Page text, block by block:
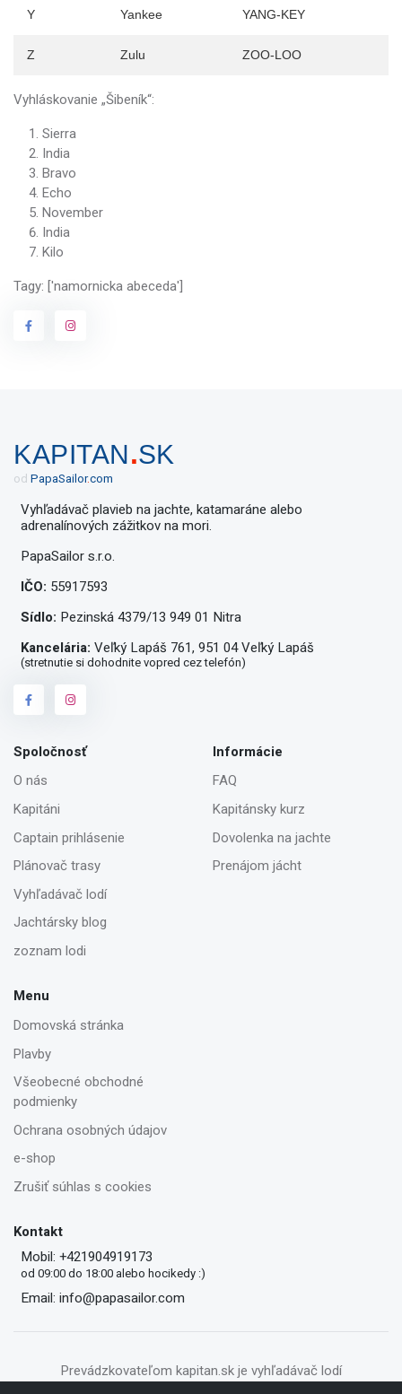
Y Yankee YANG-KEY
Z Zulu ZOO-LOO
Vyhláskovanie „Šibeník“:
Sierra
India
Bravo
Echo
November
India
Kilo
Tagy: ['namornicka abeceda']
KAPITAN.SK
od PapaSailor.com
Vyhľadávač plavieb na jachte, katamaráne alebo
adrenalínových zážitkov na mori.
PapaSailor s.r.o.
IČO: 55917593
Sídlo: Pezinská 4379/13 949 01 Nitra
Kancelária: Veľký Lapáš 761, 951 04 Veľký Lapáš
(stretnutie si dohodnite vopred cez telefón)
Spoločnosť
O nás
Kapitáni
Captain prihlásenie
Plánovač trasy
Vyhľadávač lodí
Jachtársky blog
zoznam lodi
Informácie
FAQ
Kapitánsky kurz
Dovolenka na jachte
Prenájom jácht
Menu
Domovská stránka
Plavby
Všeobecné obchodné
podmienky
Ochrana osobných údajov
e-shop
Zrušiť súhlas s cookies
Kontakt
Mobil: +421904919173
od 09:00 do 18:00 alebo hocikedy :)
Email: info@papasailor.com
Prevádzkovateľom kapitan.sk je vyhľadávač lodí